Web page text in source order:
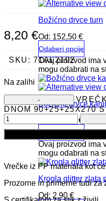
Božićno drvce turn
Od: 152,50 €
Odaberi opcije
Ovaj proizvod ima
mogu odabrati na
Božićno drvce
€
Odaberi opcije
Ovaj proizvod ima
mogu odabrati na
Krogla glitter zlata
Od: 2,90€
8,20 €
SKU: 71AL2102
Na zalihi
DNOM 90+25+25X270
Vrečke iz PP materiala kot
Prozorne in primerne tudi za